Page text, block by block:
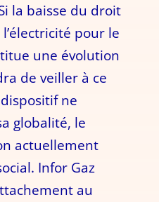
la baisse du droit
l’électricité pour le
une évolution
de veiller à ce
ne
globalité, le
actuellement
Infor Gaz
au